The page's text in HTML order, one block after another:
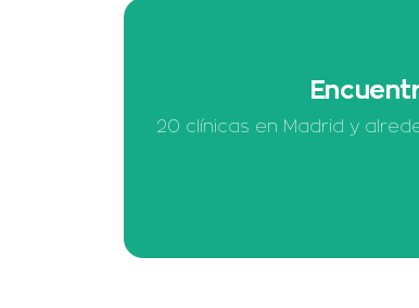
20 clínicas en Madrid y